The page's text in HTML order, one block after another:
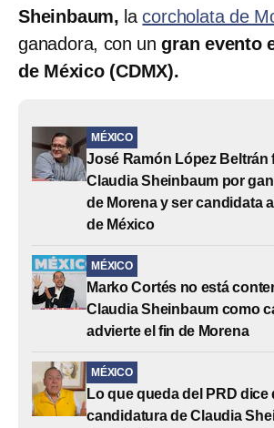
Sheinbaum, lacorcholata de
ganadora, con ungran evento
de México (CDMX).
MÉXICO
José Ramón López Beltrán
Claudia Sheinbaum por
de Morena y ser candidata
de México
MÉXICO
Marko Cortés no está
Claudia Sheinbaum como
advierte el fin de Morena
MÉXICO
Lo que queda del PRD dice
candidatura de Claudia